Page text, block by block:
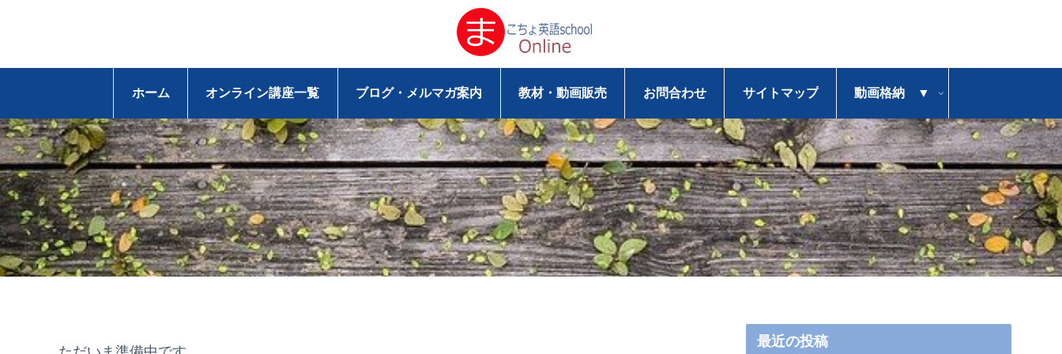
ホーム オンライン講座一覧 ブログ・メルマガ案内 教材・動画販売 お問合わせ サイトマップ 動画格納 ▼
最近の投稿